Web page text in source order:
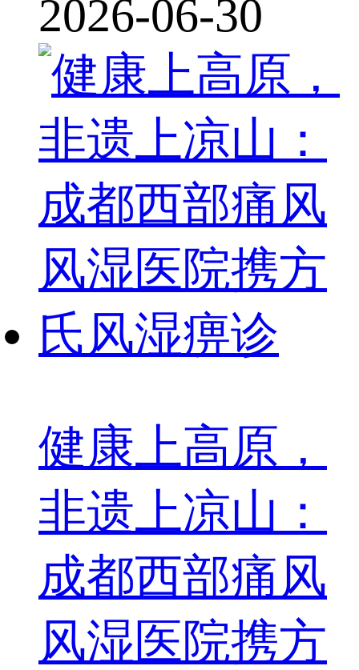
2026-06-30
健康上高原，
非遗上凉山：
成都西部痛风
风湿医院携方